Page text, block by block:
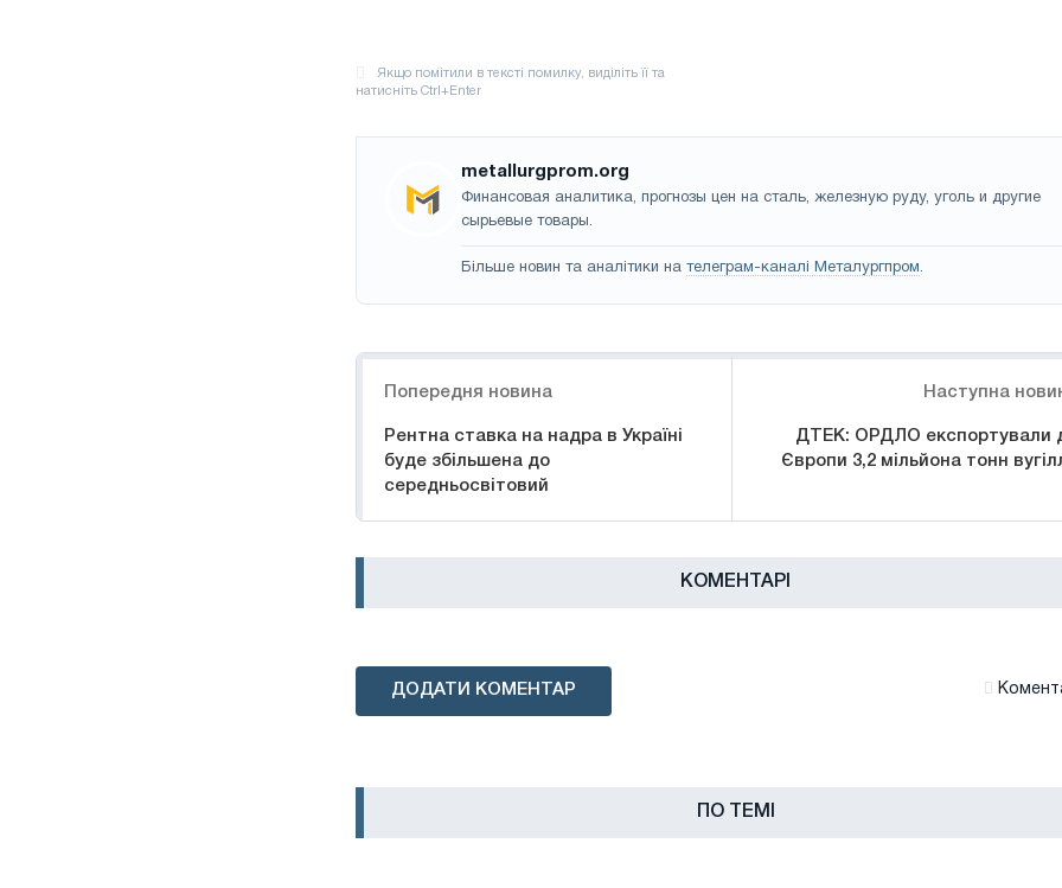
metallurgprom.org
Финансовая аналитика, прогнозы цен на сталь, железную руду, уголь и другие
сырьевые товары.
Більше новин та аналітики на телеграм-каналі Металургпром.
Попередня новина
Рентна ставка на надра в Україні
буде збільшена до
середньосвітовий
Наступна
ДТЕК: ОРДЛО експортували
Європи 3,2 мільйона тонн
КОМЕНТАРІ
ДОДАТИ КОМЕНТАР
ПО ТЕМІ